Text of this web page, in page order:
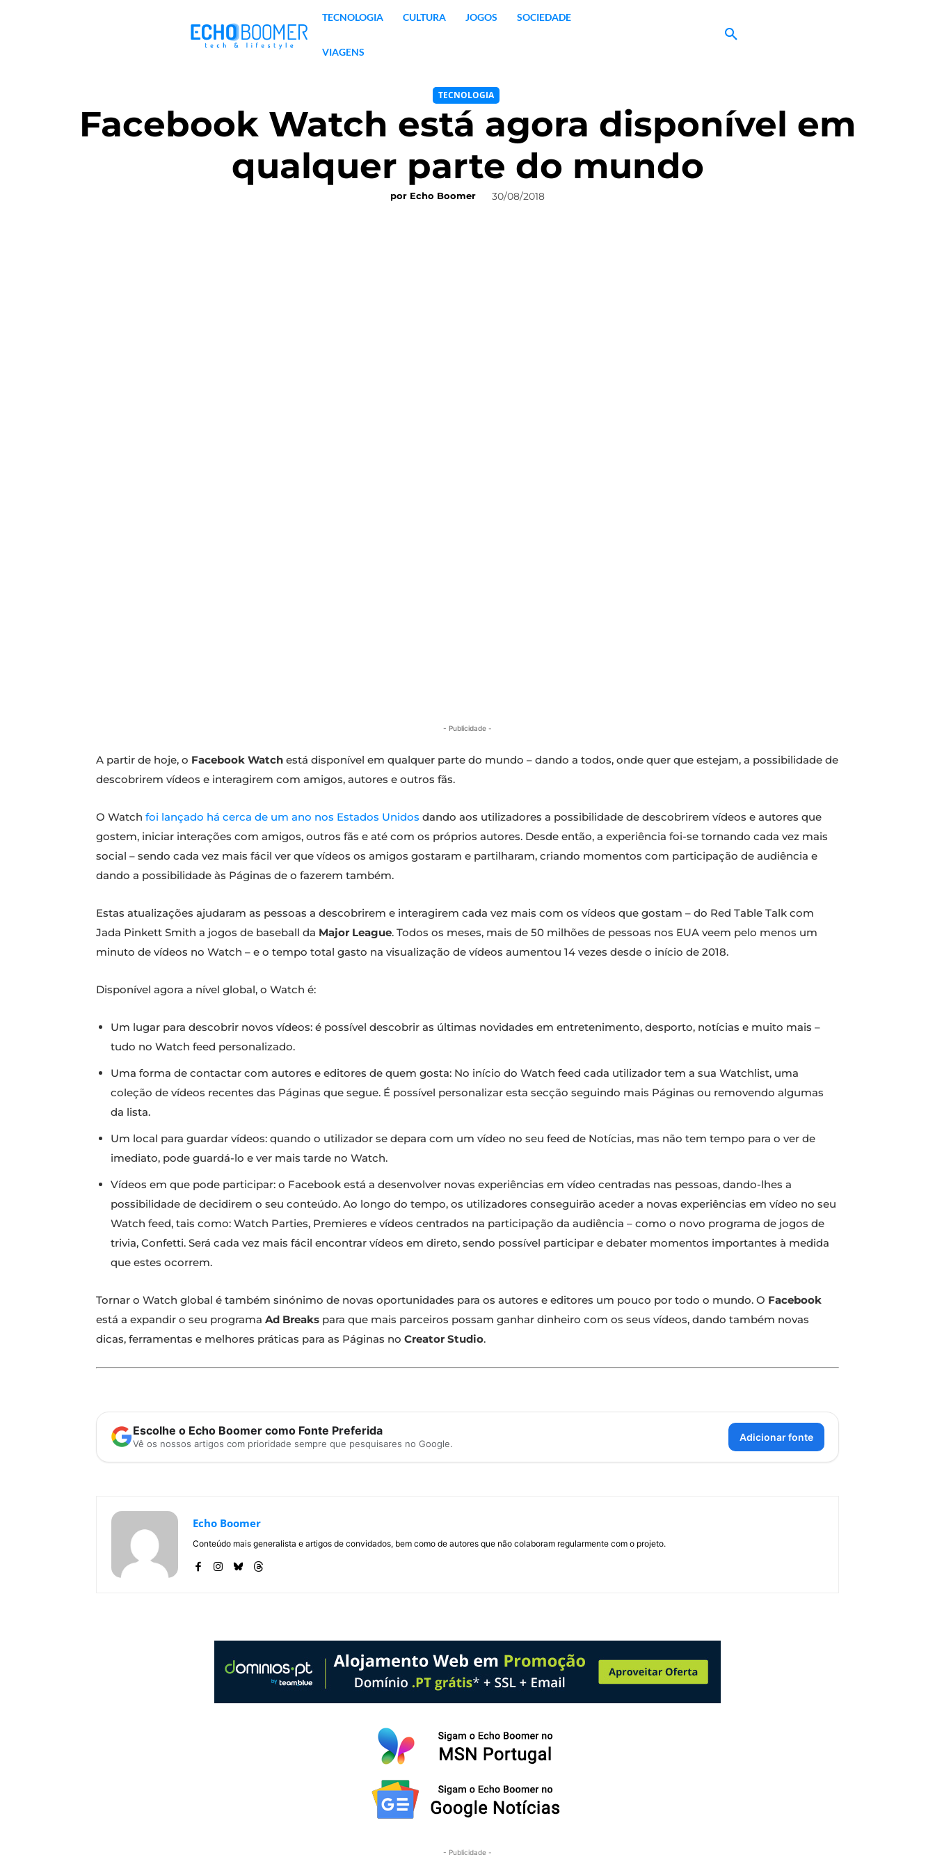
TECNOLOGIA CULTURA JOGOS SOCIEDADE
VIAGENS
TECNOLOGIA
Facebook Watch está agora disponível em
qualquer parte do mundo
por Echo Boomer 30/08/2018
- Publicidade -
A partir de hoje, o Facebook Watch está disponível em qualquer parte do mundo – dando a todos, onde quer que estejam, a possibilidade de
descobrirem vídeos e interagirem com amigos, autores e outros fãs.
O Watch foi lançado há cerca de um ano nos Estados Unidos dando aos utilizadores a possibilidade de descobrirem vídeos e autores que
gostem, iniciar interações com amigos, outros fãs e até com os próprios autores. Desde então, a experiência foi-se tornando cada vez mais
social – sendo cada vez mais fácil ver que vídeos os amigos gostaram e partilharam, criando momentos com participação de audiência e
dando a possibilidade às Páginas de o fazerem também.
Estas atualizações ajudaram as pessoas a descobrirem e interagirem cada vez mais com os vídeos que gostam – do Red Table Talk com
Jada Pinkett Smith a jogos de baseball da Major League. Todos os meses, mais de 50 milhões de pessoas nos EUA veem pelo menos um
minuto de vídeos no Watch – e o tempo total gasto na visualização de vídeos aumentou 14 vezes desde o início de 2018.
Disponível agora a nível global, o Watch é:
Um lugar para descobrir novos vídeos: é possível descobrir as últimas novidades em entretenimento, desporto, notícias e muito mais –
tudo no Watch feed personalizado.
Uma forma de contactar com autores e editores de quem gosta: No início do Watch feed cada utilizador tem a sua Watchlist, uma
coleção de vídeos recentes das Páginas que segue. É possível personalizar esta secção seguindo mais Páginas ou removendo algumas
da lista.
Um local para guardar vídeos: quando o utilizador se depara com um vídeo no seu feed de Notícias, mas não tem tempo para o ver de
imediato, pode guardá-lo e ver mais tarde no Watch.
Vídeos em que pode participar: o Facebook está a desenvolver novas experiências em vídeo centradas nas pessoas, dando-lhes a
possibilidade de decidirem o seu conteúdo. Ao longo do tempo, os utilizadores conseguirão aceder a novas experiências em vídeo no seu
Watch feed, tais como: Watch Parties, Premieres e vídeos centrados na participação da audiência – como o novo programa de jogos de
trivia, Confetti. Será cada vez mais fácil encontrar vídeos em direto, sendo possível participar e debater momentos importantes à medida
que estes ocorrem.
Tornar o Watch global é também sinónimo de novas oportunidades para os autores e editores um pouco por todo o mundo. O Facebook
está a expandir o seu programa Ad Breaks para que mais parceiros possam ganhar dinheiro com os seus vídeos, dando também novas
dicas, ferramentas e melhores práticas para as Páginas no Creator Studio.
Escolhe o Echo Boomer como Fonte Preferida
Vê os nossos artigos com prioridade sempre que pesquisares no Google.
Adicionar fonte
Echo Boomer
Conteúdo mais generalista e artigos de convidados, bem como de autores que não colaboram regularmente com o projeto.
- Publicidade -